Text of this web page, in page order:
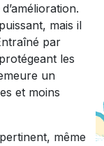
mais il
par
les
un
et moins
même